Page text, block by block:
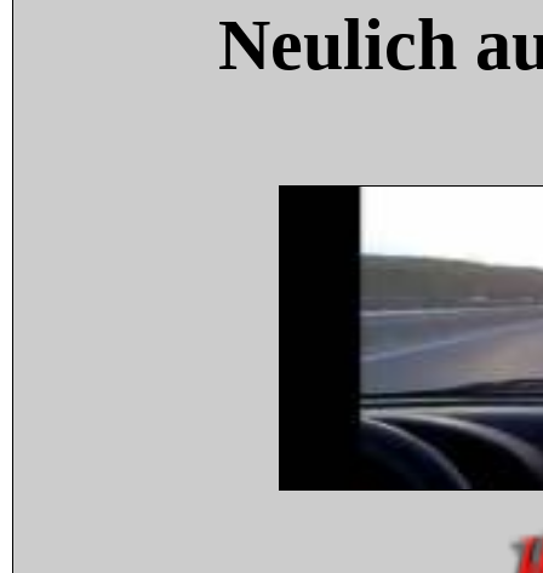
Neulich